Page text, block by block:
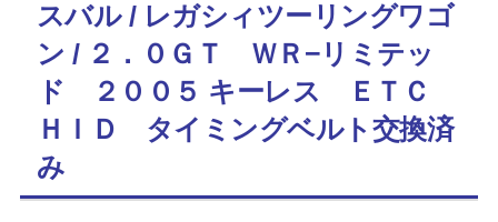
スバル / レガシィツーリングワゴ
ン / ２．０ＧＴ ＷＲ−リミテッ
ド ２００５ キーレス ＥＴＣ
ＨＩＤ タイミングベルト交換済
み